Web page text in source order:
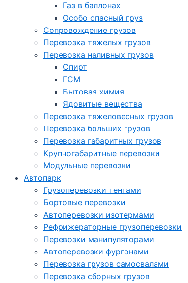
Газ в баллонах
Особо опасный груз
Cопровождение грузов
Перевозка тяжелых грузов
Перевозка наливных грузов
Спирт
ГСМ
Бытовая химия
Ядовитые вещества
Перевозка тяжеловесных грузов
Перевозка больших грузов
Перевозка габаритных грузов
Крупногабаритные перевозки
Модульные перевозки
Автопарк
Грузоперевозки тентами
Бортовые перевозки
Автоперевозки изотермами
Рефрижераторные грузоперевозки
Перевозки манипуляторами
Автоперевозки фургонами
Перевозка грузов самосвалами
Перевозка сборных грузов